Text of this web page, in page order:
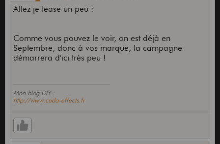
Allez je tease un peu :
Comme vous pouvez le voir, on est déjà en
Septembre, donc à vos marque, la campagne
démarrera d'ici très peu !
Mon blog DIY :
http://www.coda-effects.fr